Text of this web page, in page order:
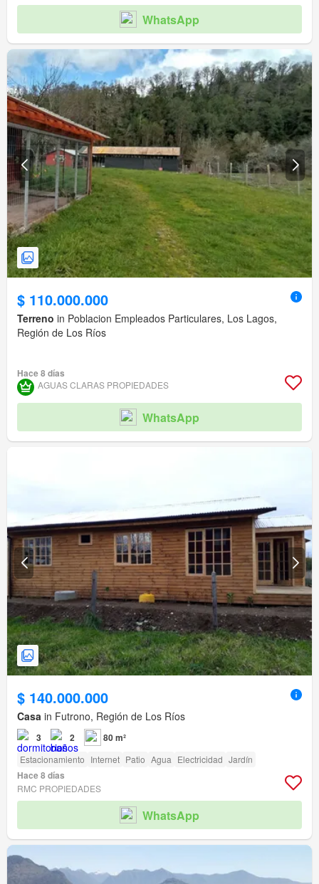
WhatsApp
$ 110.000.000
Terreno in Poblacion Empleados Particulares, Los Lagos,
Región de Los Ríos
Hace 8 días
AGUAS CLARAS PROPIEDADES
WhatsApp
$ 140.000.000
Casa in Futrono, Región de Los Ríos
3 2 80 m²
Estacionamiento Internet Patio Agua Electricidad Jardín
Hace 8 días
RMC PROPIEDADES
WhatsApp